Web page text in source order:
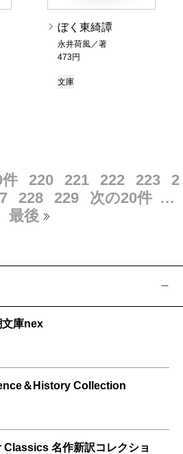
ぼく東綺譚
永井荷風／著
473円
文庫
220 221 222 223
2
228 229 次の20件 …
最後
文庫nex
＆History Collection
Classics 名作新訳コレクショ